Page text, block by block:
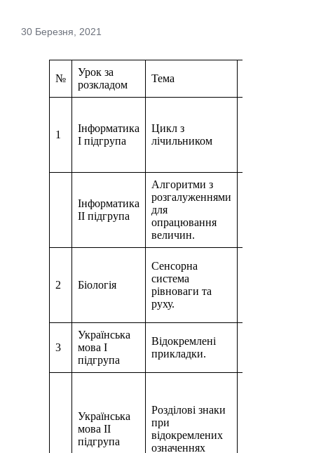
30 Березня, 2021
№
Урок за
розкладом
Тема
1
Інформатика
І підгрупа
Цикл з
лічильником
Інформатика
ІІ підгрупа
Алгоритми з
розгалуженнями
для
опрацювання
величин.
2 Біологія
Сенсорна
система
рівноваги та
руху.
3
Українська
мова І
підгрупа
Відокремлені
прикладки.
Українська
мова ІІ
підгрупа
Розділові знаки
при
відокремлених
означеннях